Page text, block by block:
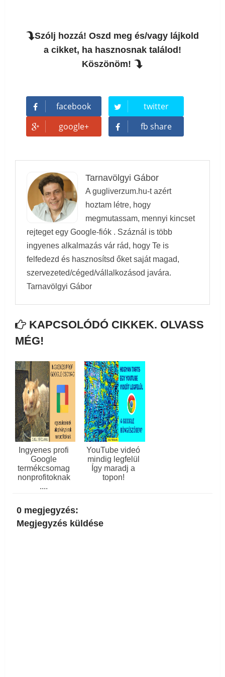
Szólj hozzá! Oszd meg és/vagy lájkold
a cikket, ha hasznosnak találod!
Köszönöm!
facebook
twitter
google+
fb share
Tarnavölgyi Gábor
A gugliverzum.hu-t azért
hoztam létre, hogy
megmutassam, mennyi kincset
rejteget egy Google-fiók . Száznál is több
ingyenes alkalmazás vár rád, hogy Te is
felfedezd és hasznosítsd őket saját magad,
szervezeted/céged/vállalkozásod javára.
Tarnavölgyi Gábor
KAPCSOLÓDÓ CIKKEK. OLVASS
MÉG!
Ingyenes profi
Google
termékcsomag
nonprofitoknak
....
YouTube videó
mindig legfelül
Így maradj a
topon!
0 megjegyzés:
Megjegyzés küldése